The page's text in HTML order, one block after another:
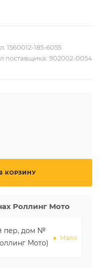
1560012-185-6055
поставщика: 902002-0054
КОРЗИНУ
Роллинг Мото
пер, дом №
Мото)
Мало